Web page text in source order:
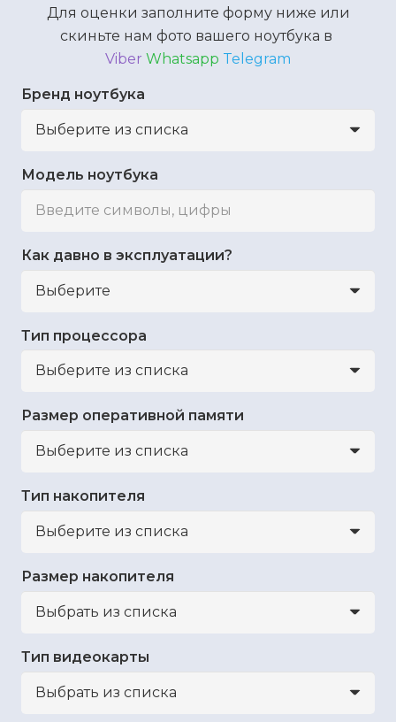
Для оценки заполните форму ниже или
скиньте нам фото вашего ноутбука в
Viber Whatsapp Telegram
Бренд ноутбука
Модель ноутбука
Как давно в эксплуатации?
Тип процессора
Размер оперативной памяти
Тип накопителя
Размер накопителя
Тип видеокарты